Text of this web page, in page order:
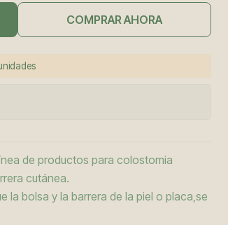
COMPRAR AHORA
de productos para colostomia
cutánea.
la bolsa y la barrera de la piel o placa,se